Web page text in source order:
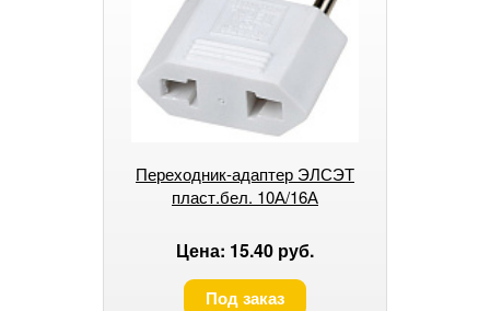
Переходник-адаптер ЭЛСЭТ
пласт.бел. 10А/16А
Цена: 15.40 руб.
Под заказ